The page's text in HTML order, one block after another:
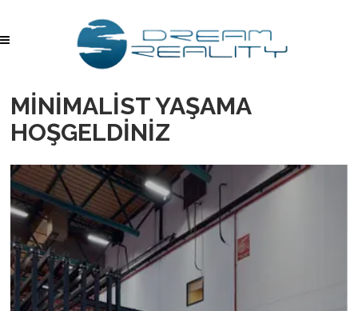
MİNİMALİST YAŞAMA
HOŞGELDİNİZ